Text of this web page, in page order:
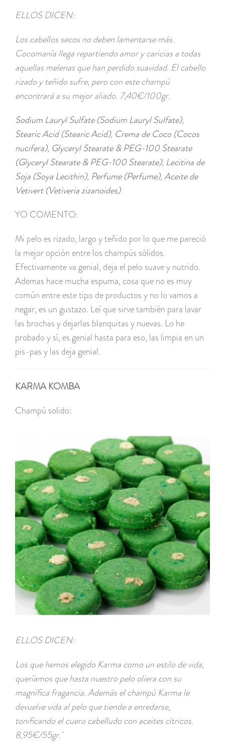
ELLOS DICEN:
Los cabellos secos no deben lamentarse más.
Cocomanía llega repartiendo amor y caricias a todas
aquellas melenas que han perdido suavidad. El cabello
rizado y teñido sufre, pero con este champú
encontrará a su mejor aliado. 7,40€/100gr.
Sodium Lauryl Sulfate (Sodium Lauryl Sulfate),
Stearic Acid (Stearic Acid), Crema de Coco (Cocos
nucifera), Glyceryl Stearate & PEG-100 Stearate
(Glyceryl Stearate & PEG-100 Stearate), Lecitina de
Soja (Soya Lecithin), Perfume (Perfume),Aceite de
Vetivert (Vetiveria zizanoides)
YO COMENTO:
Mi pelo es rizado, largo y teñido por lo que me pareció
la mejor opción entre los champús sólidos.
Efectivamente va genial, deja el pelo suave y nutrido.
Ademas hace mucha espuma, cosa que no es muy
común entre este tipo de productos y no lo vamos a
negar, es un gustazo. Leí que sirve también para lavar
las brochas y dejarlas blanquitas y nuevas. Lo he
probado y sí, es genial hasta para eso, las limpia en un
pis-pas y las deja genial.
KARMA KOMBA
Champú solido:
ELLOS DICEN:
Los que hemos elegido Karma como un estilo de vida,
queríamos que hasta nuestro pelo oliera con su
magnífica fragancia. Además el champú Karma le
devuelve vida al pelo que tiende a enredarse,
tonificando el cuero cabelludo con aceites cítricos.
8,95€/55gr.